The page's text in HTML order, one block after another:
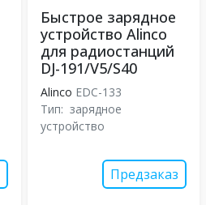
Быстрое зарядное
устройство Alinco
для радиостанций
DJ-191/V5/S40
Alinco EDC-133
Тип: зарядное
устройство
Предзаказ